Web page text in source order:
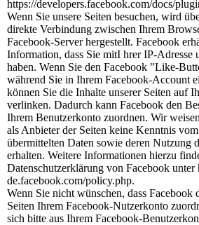
https://developers.facebook.com/docs/
Wenn Sie unsere Seiten besuchen, wird
direkte Verbindung zwischen Ihrem
Facebook-Server hergestellt. Facebook
Information, dass Sie mitI hrer IP-Adresse
haben. Wenn Sie den Facebook "Like-
während Sie in Ihrem Facebook-Account
können Sie die Inhalte unserer Seiten auf
verlinken. Dadurch kann Facebook den
Ihrem Benutzerkonto zuordnen. Wir
als Anbieter der Seiten keine Kenntnis
übermittelten Daten sowie deren Nutzung
erhalten. Weitere Informationen hierzu
Datenschutzerklärung von Facebook unter
de.facebook.com/policy.php.
Wenn Sie nicht wünschen, dass Facebook
Seiten Ihrem Facebook-Nutzerkonto
sich bitte aus Ihrem Facebook-